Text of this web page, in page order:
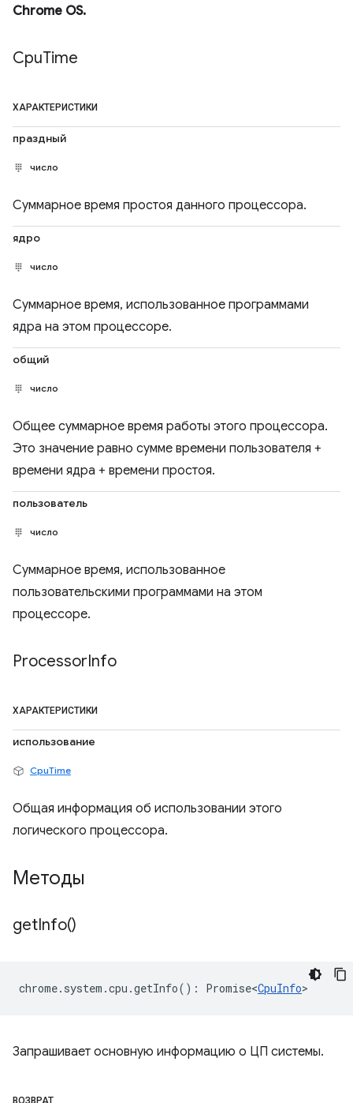
Chrome OS.
CpuTime
ХАРАКТЕРИСТИКИ
праздный
число
Суммарное время простоя данного процессора.
ядро
число
Суммарное время, использованное программами
ядра на этом процессоре.
общий
число
Общее суммарное время работы этого процессора.
Это значение равно сумме времени пользователя +
времени ядра + времени простоя.
пользователь
число
Суммарное время, использованное
пользовательскими программами на этом
процессоре.
ProcessorInfo
ХАРАКТЕРИСТИКИ
использование
CpuTime
Общая информация об использовании этого
логического процессора.
Методы
getInfo()
chrome. system .cpu .getInfo() : Promise<CpuInfo>
Запрашивает основную информацию о ЦП системы.
ВОЗВРАТ